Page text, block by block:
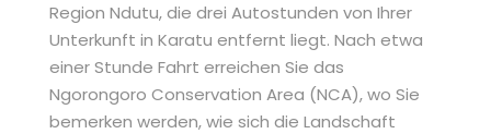
Region Ndutu, die drei Autostunden von Ihrer
Unterkunft in Karatu entfernt liegt. Nach etwa
einer Stunde Fahrt erreichen Sie das
Ngorongoro Conservation Area (NCA), wo Sie
bemerken werden, wie sich die Landschaft